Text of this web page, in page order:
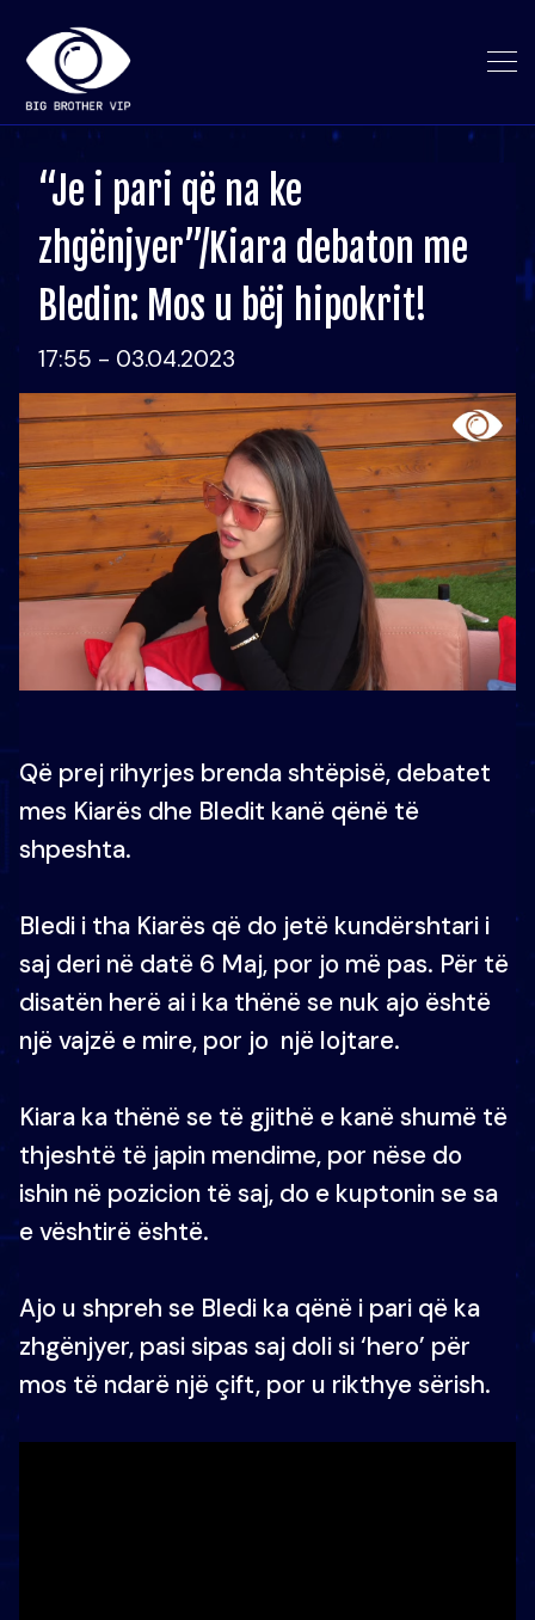
“Je i pari që na ke
zhgënjyer”/Kiara debaton me
Bledin: Mos u bëj hipokrit!
17:55 - 03.04.2023
Që prej rihyrjes brenda shtëpisë, debatet
mes Kiarës dhe Bledit kanë qënë të
shpeshta.
Bledi i tha Kiarës që do jetë kundërshtari i
saj deri në datë 6 Maj, por jo më pas. Për të
disatën herë ai i ka thënë se nuk ajo është
një vajzë e mire, por jo një lojtare.
Kiara ka thënë se të gjithë e kanë shumë të
thjeshtë të japin mendime, por nëse do
ishin në pozicion të saj, do e kuptonin se sa
e vështirë është.
Ajo u shpreh se Bledi ka qënë i pari që ka
zhgënjyer, pasi sipas saj doli si ‘hero’ për
mos të ndarë një çift, por u rikthye sërish.